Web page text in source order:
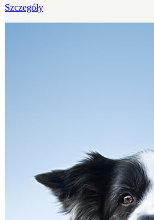
Szczegóły